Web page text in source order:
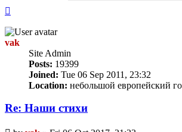
vak
Site Admin
Posts: 19399
Joined: Tue 06 Sep 2011, 23:32
Location: небольшой европейский
Re: Наши стихи